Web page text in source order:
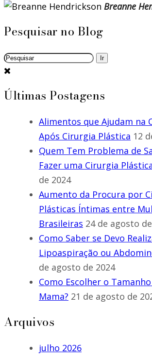
Breanne
Pesquisar no Blog
Últimas Postagens
Alimentos que Ajudam na
Após Cirurgia Plástica 12
Quem Tem Problema de
Fazer uma Cirurgia
de 2024
Aumento da Procura por
Plásticas Íntimas entre
Brasileiras 24 de agosto
Como Saber se Devo
Lipoaspiração ou
de agosto de 2024
Como Escolher o
Mama? 21 de agosto de
Arquivos
julho 2026